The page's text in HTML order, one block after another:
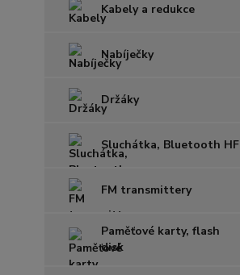
Kabely a redukce
Nabíječky
Držáky
Sluchátka, Bluetooth HF
FM transmittery
Paměťové karty, flash
disk